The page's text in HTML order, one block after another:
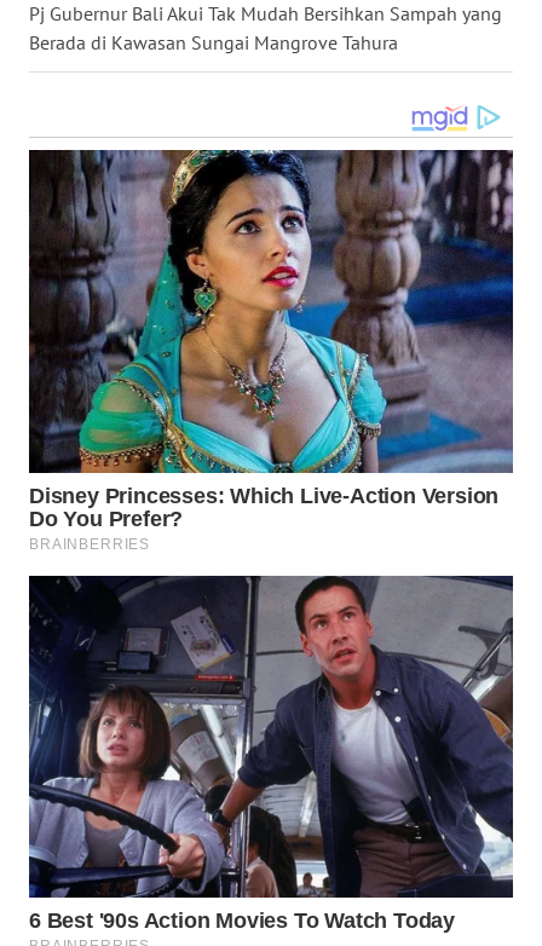
Pj Gubernur Bali Akui Tak Mudah Bersihkan Sampah yang
Berada di Kawasan Sungai Mangrove Tahura
WN
KARO
SIMALUNGUN
WN
LABUHANBATU
WN
TAPANULI
TENGAH
WN DELI
SERDANG
WN
TEBING
TINGGI
WN
PAKPAK
WN
KARAWANG
WN
BEKASI
WN
BOGOR